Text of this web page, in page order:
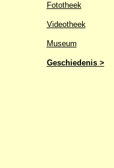
Fototheek
Videotheek
Museum
Geschiedenis >